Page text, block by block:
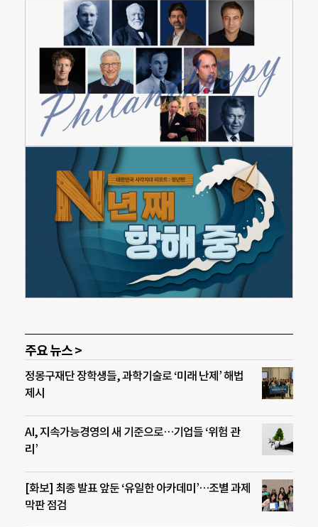
주요 뉴스 >
정몽구재단 장학생들, 과학기술로 ‘미래 난제’ 해법
제시
AI, 지속가능경영의 새 기준으로…기업들 ‘위험 관
리’
[화보] 최종 발표 앞둔 ‘유일한 아카데미’…조별 과제
막판 점검